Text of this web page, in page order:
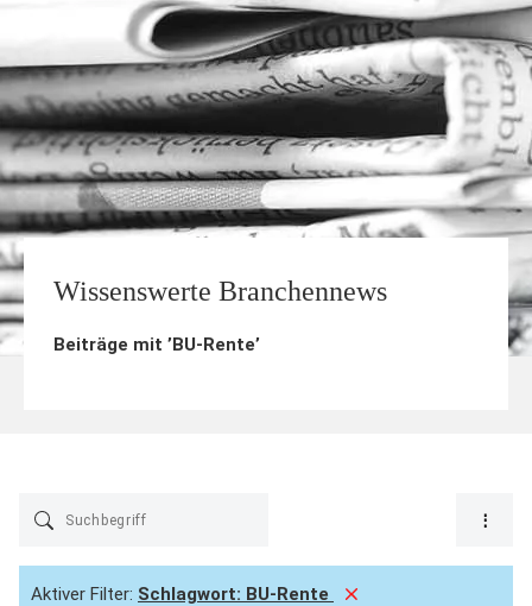
Wissenswerte Branchennews
Beiträge mit ’BU-Rente’
Aktiver Filter: Schlagwort: BU-Rente